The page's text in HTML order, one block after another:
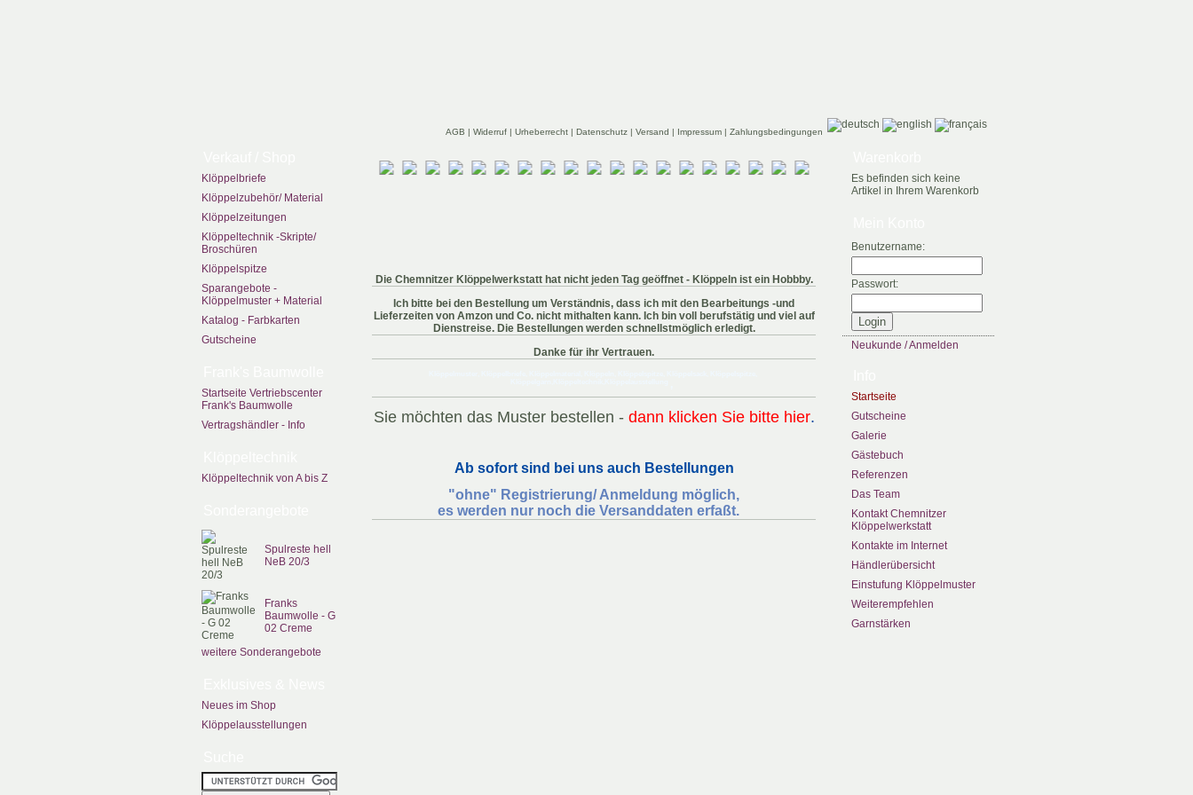
AGB | Widerruf | Urheberrecht | Datenschutz | Versand | Impressum | Zahlungsbedingungen
Klöppelbriefe
Klöppelzubehör/ Material
Klöppelzeitungen
Klöppeltechnik -Skripte/
Broschüren
Klöppelspitze
Sparangebote -
Klöppelmuster + Material
Katalog - Farbkarten
Gutscheine
Startseite Vertriebscenter
Frank's Baumwolle
Vertragshändler - Info
Klöppeltechnik von A bis Z
Spulreste hell
NeB 20/3
Franks
Baumwolle - G
02 Creme
weitere Sonderangebote
Neues im Shop
Klöppelausstellungen
Die Chemnitzer Klöppelwerkstatt hat nicht jeden Tag geöffnet - Klöppeln ist ein Hobbby.
Ich bitte bei den Bestellung um Verständnis, dass ich mit den Bearbeitungs -und
Lieferzeiten von Amzon und Co. nicht mithalten kann. Ich bin voll berufstätig und viel auf
Dienstreise. Die Bestellungen werden schnellstmöglich erledigt.
Danke für ihr Vertrauen.
Sie möchten das Muster bestellen - dann klicken Sie bitte hier.
Ab sofort sind bei uns auch Bestellungen
"ohne" Registrierung/ Anmeldung möglich,
es werden nur noch die Versanddaten erfaßt.
Es befinden sich keine
Artikel in Ihrem Warenkorb
Benutzername:
Passwort:
Neukunde / Anmelden
Startseite
Gutscheine
Galerie
Gästebuch
Referenzen
Das Team
Kontakt Chemnitzer
Klöppelwerkstatt
Kontakte im Internet
Händlerübersicht
Einstufung Klöppelmuster
Weiterempfehlen
Garnstärken